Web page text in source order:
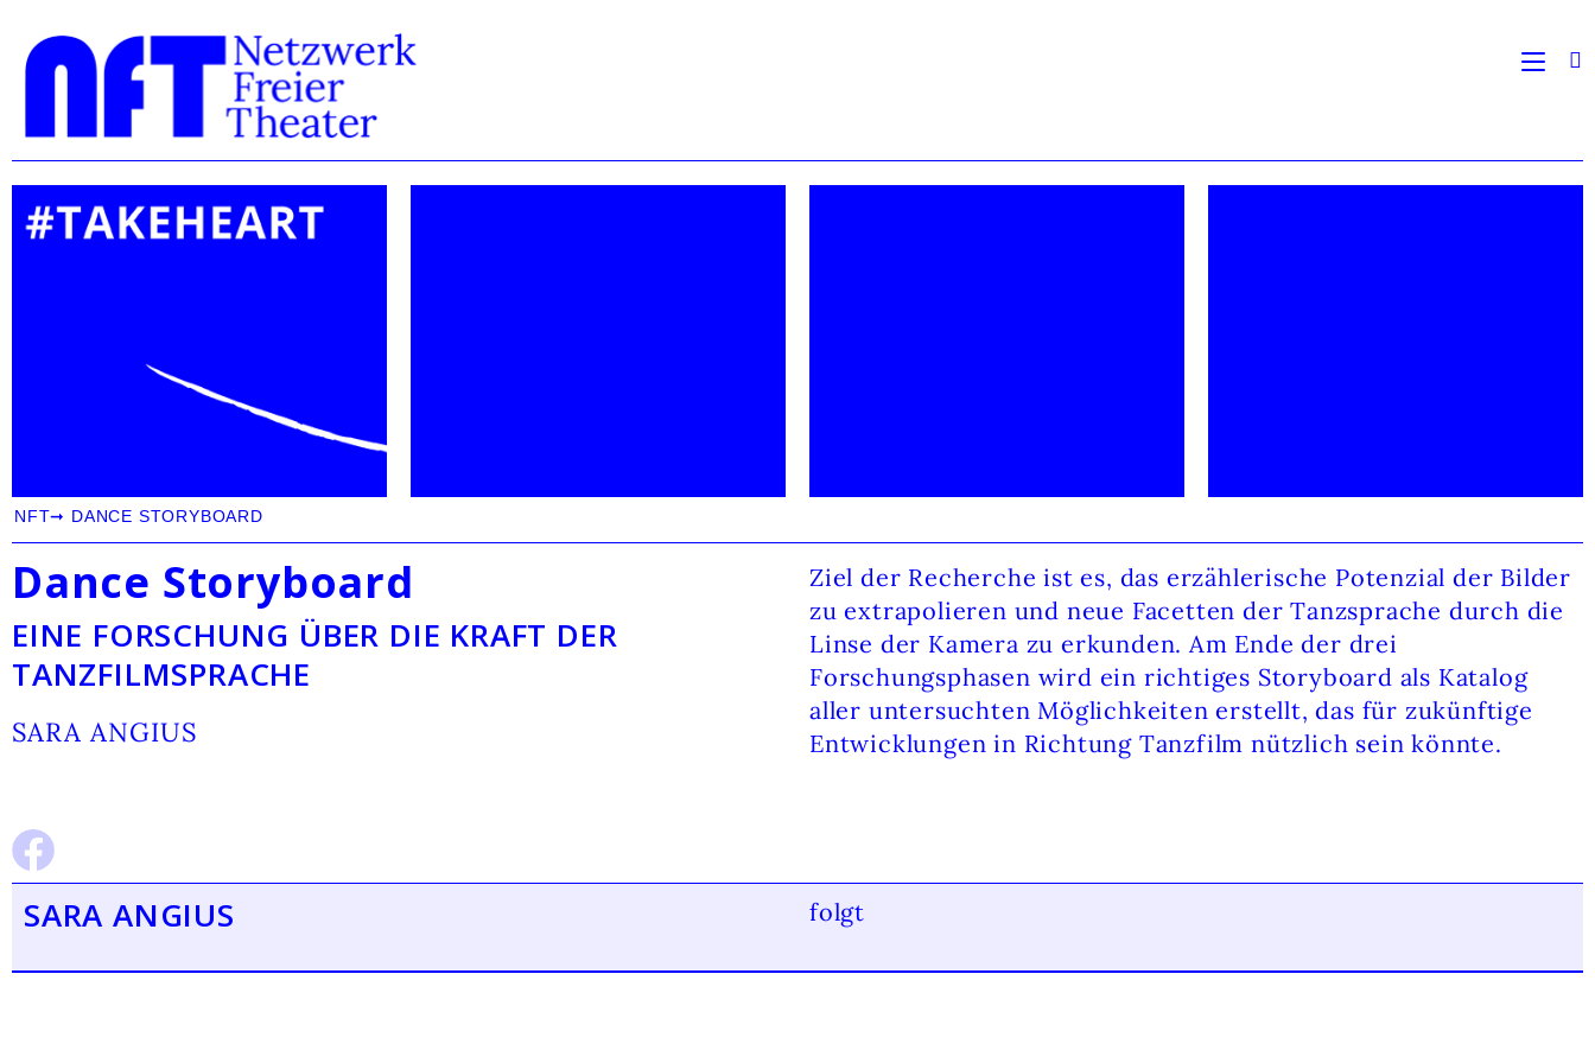
NFT➞ DANCE STORYBOARD
Dance Storyboard
EINE FORSCHUNG ÜBER DIE KRAFT DER
TANZFILMSPRACHE
SARA ANGIUS
Ziel der Recherche ist es, das erzählerische Potenzial der Bilder
zu extrapolieren und neue Facetten der Tanzsprache durch die
Linse der Kamera zu erkunden. Am Ende der drei
Forschungsphasen wird ein richtiges Storyboard als Katalog
aller untersuchten Möglichkeiten erstellt, das für zukünftige
Entwicklungen in Richtung Tanzfilm nützlich sein könnte.
SARA ANGIUS folgt